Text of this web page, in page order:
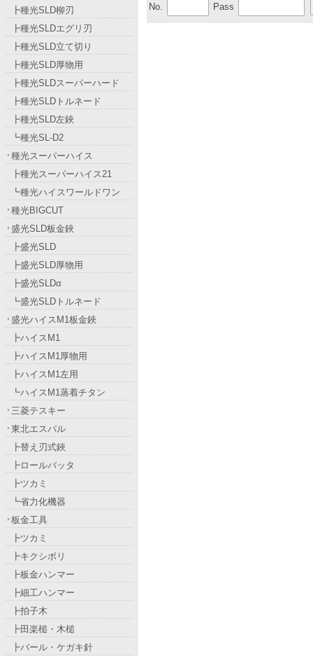
No.
Pass
┣種光SLD柳刃
┣種光SLDエグリ刃
┣種光SLD立て切り
┣種光SLD厚物用
┣種光SLDスーパーハード
┣種光SLDトルネード
┣種光SLD左鋏
┗種光SL-D2
種光スーパーハイス
┣種光スーパーハイス21
┗種光ハイスワールドワン
種光BIGCUT
盛光SLD板金鋏
┣盛光SLD
┣盛光SLD厚物用
┣盛光SLDα
┗盛光SLDトルネード
盛光ハイスM1板金鋏
┣ハイスM1
┣ハイスM1厚物用
┣ハイスM1左用
┗ハイスM1蒸着チタン
三菱テスキー
東北エスパル
┣替え刃式鋏
┣ロールバッタ
┣ツカミ
┗省力化機器
板金工具
┣ツカミ
┣キクシボリ
┣板金ハンマー
┣細工ハンマー
┣拍子木
┣田楽槌・木槌
┣バール・ケガキ針